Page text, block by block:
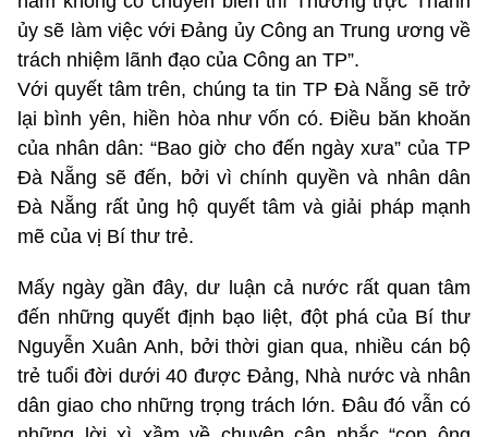
ủy sẽ làm việc với Đảng ủy Công an Trung ương về
trách nhiệm lãnh đạo của Công an TP”.
Với quyết tâm trên, chúng ta tin TP Đà Nẵng sẽ trở
lại bình yên, hiền hòa như vốn có. Điều băn khoăn
của nhân dân: “Bao giờ cho đến ngày xưa” của TP
Đà Nẵng sẽ đến, bởi vì chính quyền và nhân dân
Đà Nẵng rất ủng hộ quyết tâm và giải pháp mạnh
mẽ của vị Bí thư trẻ.
Mấy ngày gần đây, dư luận cả nước rất quan tâm
đến những quyết định bạo liệt, đột phá của Bí thư
Nguyễn Xuân Anh, bởi thời gian qua, nhiều cán bộ
trẻ tuổi đời dưới 40 được Đảng, Nhà nước và nhân
dân giao cho những trọng trách lớn. Đâu đó vẫn có